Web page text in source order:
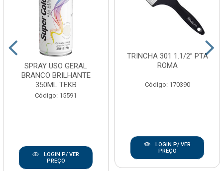
SPRAY USO GERAL
BRANCO BRILHANTE
350ML TEKB
Código: 15591
LOGIN P/ VER
PREÇO
TRINCHA 301 1.1/2” PTA
ROMA
Código: 170390
LOGIN P/ VER
PREÇO